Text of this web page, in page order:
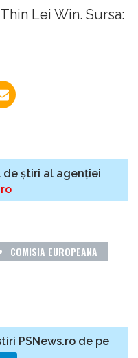
Lei Win. Sursa:
de știri al agenției
COMISIA EUROPEANA
PSNews.ro de pe